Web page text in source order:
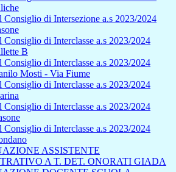
Consiglio di Intersezione a.s 2023/2024
Consiglio di Interclasse a.s 2023/2024
B
Consiglio di Interclasse a.s 2023/2024
Mosti - Via Fiume
Consiglio di Interclasse a.s 2023/2024
Consiglio di Interclasse a.s 2023/2024
Consiglio di Interclasse a.s 2023/2024
ASSISTENTE
A T. DET. ONORATI GIADA